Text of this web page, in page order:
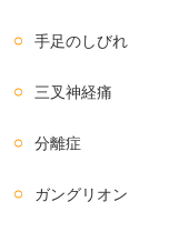
手足のしびれ
三叉神経痛
分離症
ガングリオン